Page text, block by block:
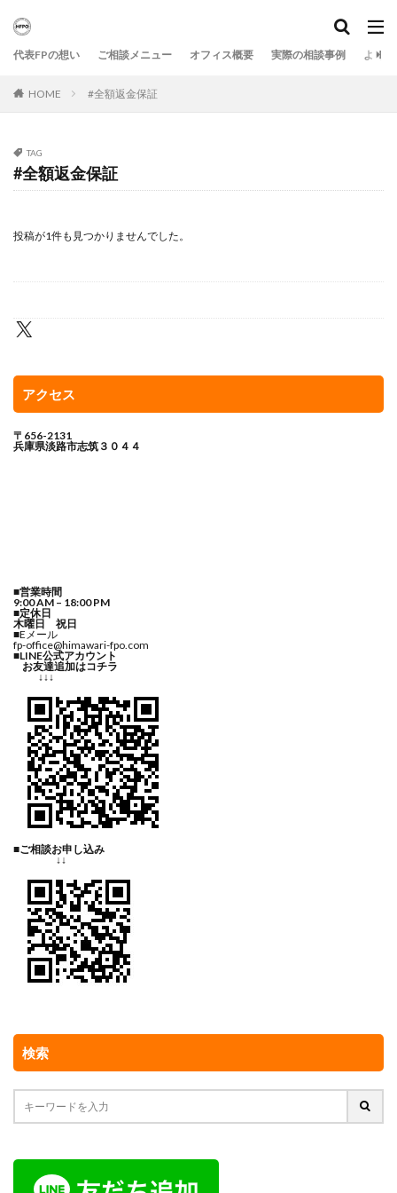
代表FPの想い ご相談メニュー オフィス概要 実際の相談事例 よく
HOME #全額返金保証
TAG
#全額返金保証
投稿が1件も見つかりませんでした。
アクセス
〒656-2131
兵庫県淡路市志筑３０４４
■営業時間
9:00 AM – 18:00 PM
■定休日
木曜日 祝日
■Eメール
fp-office@himawari-fpo.com
■LINE公式アカウント
お友達追加はコチラ
↓↓↓
■ご相談お申し込み
↓↓
検索